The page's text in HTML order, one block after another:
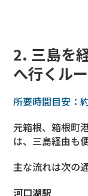
2. 三島を
へ行くル
所要時間目安：
元箱根、箱根町
は、三島経由も
主な流れは次の
河口湖駅